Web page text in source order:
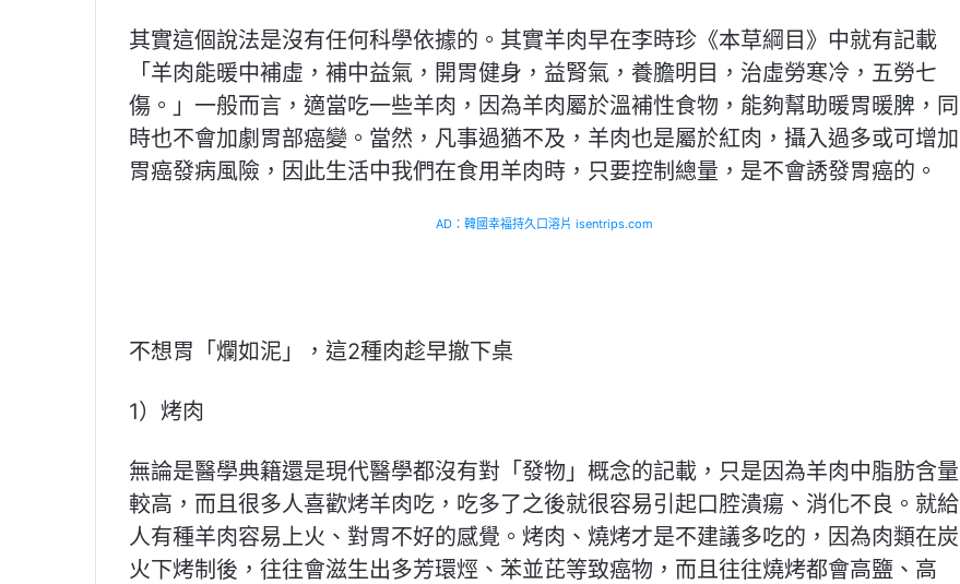
其實這個說法是沒有任何科學依據的。其實羊肉早在李時珍《本草綱目》中就有記載
「羊肉能暖中補虛，補中益氣，開胃健身，益腎氣，養膽明目，治虛勞寒冷，五勞七
傷。」一般而言，適當吃一些羊肉，因為羊肉屬於溫補性食物，能夠幫助暖胃暖脾，同
時也不會加劇胃部癌變。當然，凡事過猶不及，羊肉也是屬於紅肉，攝入過多或可增加
胃癌發病風險，因此生活中我們在食用羊肉時，只要控制總量，是不會誘發胃癌的。
AD：韓國幸福持久口溶片 isentrips.com
不想胃「爛如泥」，這2種肉趁早撤下桌
1）烤肉
無論是醫學典籍還是現代醫學都沒有對「發物」概念的記載，只是因為羊肉中脂肪含量
較高，而且很多人喜歡烤羊肉吃，吃多了之後就很容易引起口腔潰瘍、消化不良。就給
人有種羊肉容易上火、對胃不好的感覺。烤肉、燒烤才是不建議多吃的，因為肉類在炭
火下烤制後，往往會滋生出多芳環烴、苯並芘等致癌物，而且往往燒烤都會高鹽、高